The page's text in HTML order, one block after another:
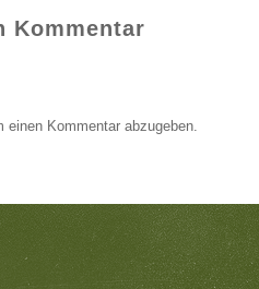
Kommentar
Kommentar abzugeben.